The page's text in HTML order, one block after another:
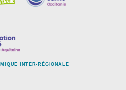
INTER-RÉGIONALE